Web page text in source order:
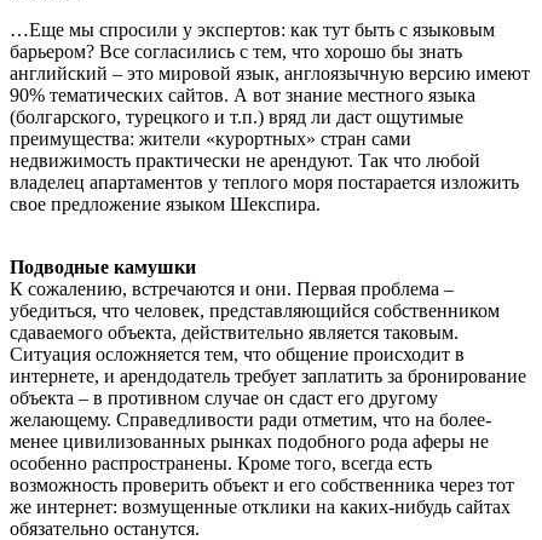
…Еще мы спросили у экспертов: как тут быть с языковым
барьером? Все согласились с тем, что хорошо бы знать
английский – это мировой язык, англоязычную версию имеют
90% тематических сайтов. А вот знание местного языка
(болгарского, турецкого и т.п.) вряд ли даст ощутимые
преимущества: жители «курортных» стран сами
недвижимость практически не арендуют. Так что любой
владелец апартаментов у теплого моря постарается изложить
свое предложение языком Шекспира.
Подводные камушки
К сожалению, встречаются и они. Первая проблема –
убедиться, что человек, представляющийся собственником
сдаваемого объекта, действительно является таковым.
Ситуация осложняется тем, что общение происходит в
интернете, и арендодатель требует заплатить за бронирование
объекта – в противном случае он сдаст его другому
желающему. Справедливости ради отметим, что на более-
менее цивилизованных рынках подобного рода аферы не
особенно распространены. Кроме того, всегда есть
возможность проверить объект и его собственника через тот
же интернет: возмущенные отклики на каких-нибудь сайтах
обязательно останутся.